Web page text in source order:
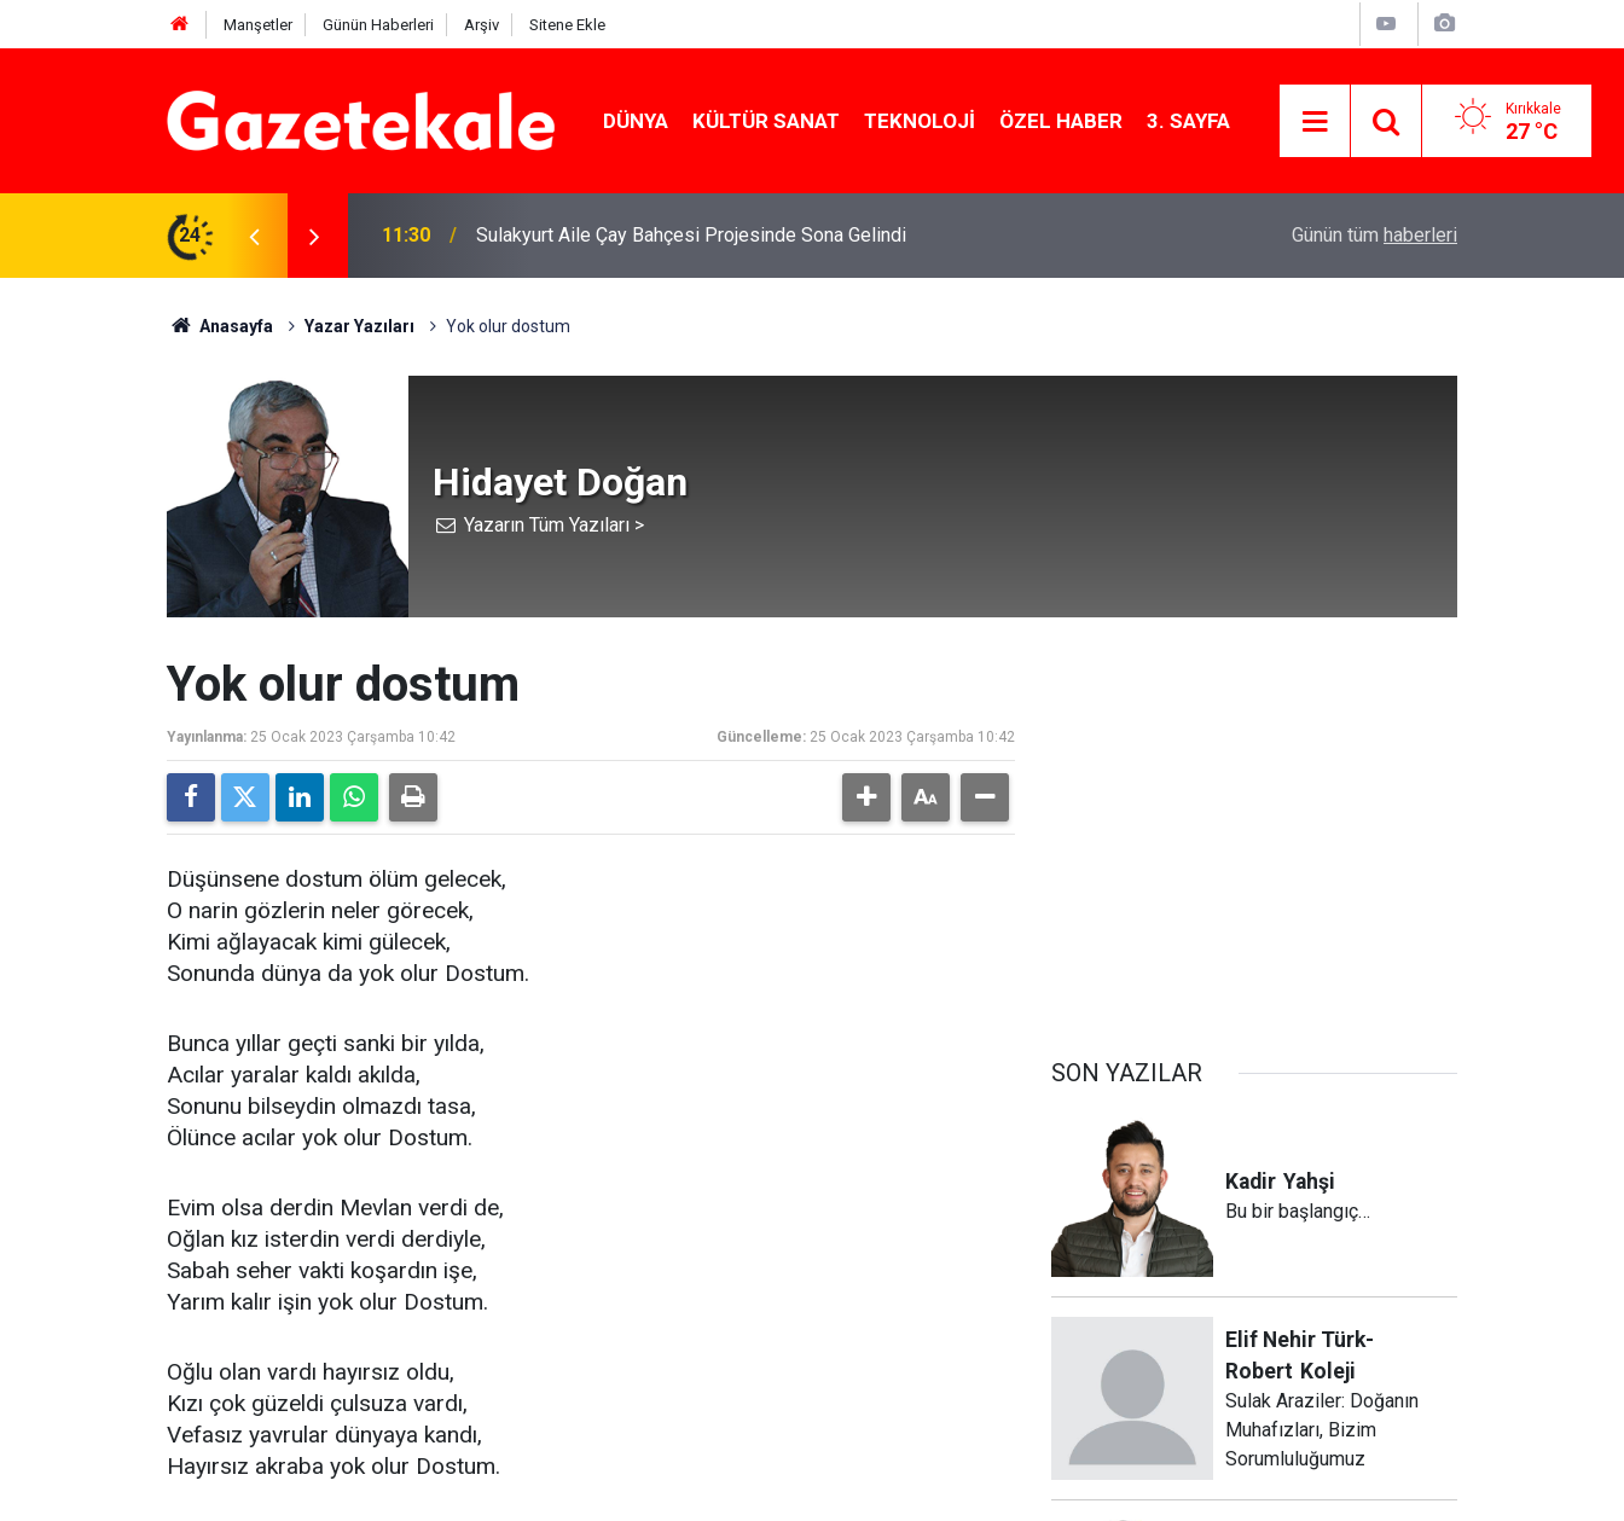
Manşetler Günün Haberleri Arşiv Sitene Ekle
DÜNYA KÜLTÜR SANAT TEKNOLOJI ÖZEL HABER 3. SAYFA Kırıkkale
27 °C
24 11:30 Sulakyurt Aile Çay Bahçesi Projesinde Sona Gelindi Kırıkkale İl Müftüsü Gençlerle Kampta Buluştu
Günün tüm haberleri
Anasayfa Yazar Yazıları Yok olur dostum
Hidayet Doğan
Yazarın Tüm Yazıları >
Yok olur dostum
Yayınlanma: 25 Ocak 2023 Çarşamba 10:42 Güncelleme: 25 Ocak 2023 Çarşamba 10:42
Düşünsene dostum ölüm gelecek,
O narin gözlerin neler görecek,
Kimi ağlayacak kimi gülecek,
Sonunda dünya da yok olur Dostum.
Bunca yıllar geçti sanki bir yılda,
Acılar yaralar kaldı akılda,
Sonunu bilseydin olmazdı tasa,
Ölünce acılar yok olur Dostum.
Evim olsa derdin Mevlan verdi de,
Oğlan kız isterdin verdi derdiyle,
Sabah seher vakti koşardın işe,
Yarım kalır işin yok olur Dostum.
Oğlu olan vardı hayırsız oldu,
Kızı çok güzeldi çulsuza vardı,
Vefasız yavrular dünyaya kandı,
Hayırsız akraba yok olur Dostum.
SON YAZILAR
Kadir Yahşi
Bu bir başlangıç…
Elif Nehir Türk-
Robert Koleji
Sulak Araziler: Doğanın
Muhafızları, Bizim
Sorumluluğumuz